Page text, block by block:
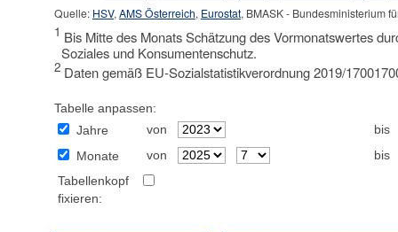
Quelle: HSV, AMS Österreich, Eurostat, BMASK - Bundesministerium
1 Bis Mitte des Monats Schätzung des Vormonatswertes
Soziales und Konsumentenschutz.
2 Daten gemäß EU-Sozialstatistikverordnung 2019/
Tabelle anpassen:
Jahre
von
bis
Monate
von
bis
Tabellenkopf
fixieren: